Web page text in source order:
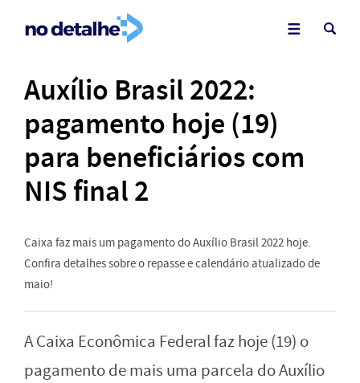
Auxílio Brasil 2022:
pagamento hoje (19)
para beneficiários com
NIS final 2
Caixa faz mais um pagamento do Auxílio Brasil 2022 hoje.
Confira detalhes sobre o repasse e calendário atualizado de
maio!
A Caixa Econômica Federal faz hoje (19) o
pagamento de mais uma parcela do Auxílio